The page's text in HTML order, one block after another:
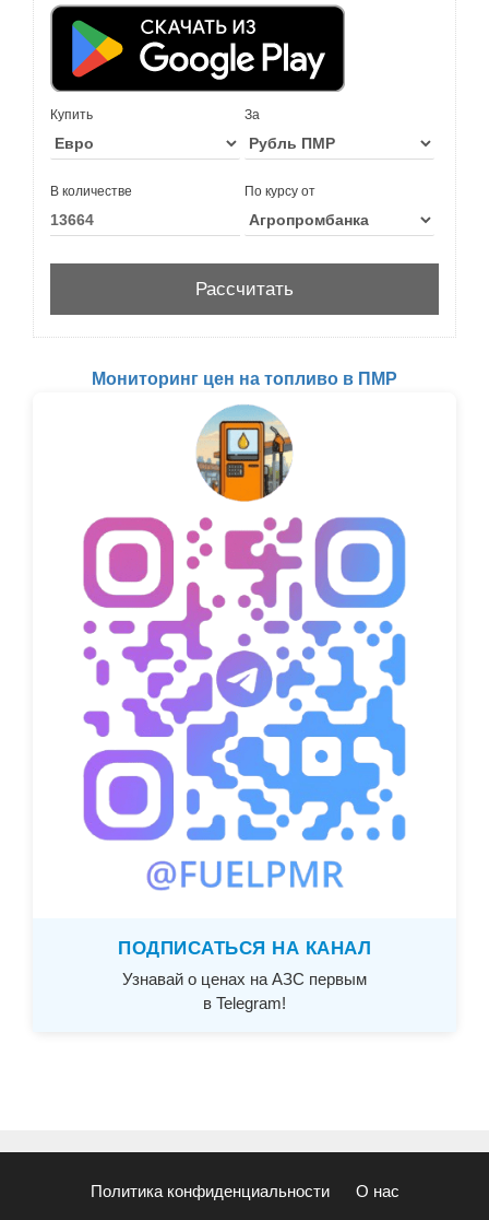
Купить За
В количестве По курсу от
Мониторинг цен на топливо в ПМР
ПОДПИСАТЬСЯ НА КАНАЛ
Узнавай о ценах на АЗС первым
в Telegram!
Политика конфиденциальности О нас